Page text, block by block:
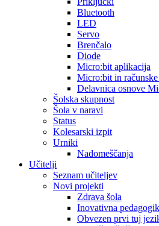
Bluetooth
LED
Servo
Brenčalo
Diode
Micro:bit aplikacija
Micro:bit in
Delavnica osnove
Šolska skupnost
Šola v naravi
Status
Kolesarski izpit
Urniki
Nadomeščanja
Učitelji
Seznam učiteljev
Novi projekti
Zdrava šola
Inovativna
Obvezen prvi tuj